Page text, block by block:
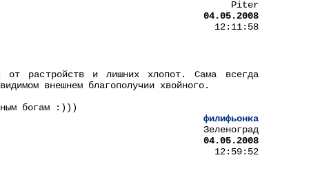
Piter
04.05.2008
12:11:58
от растройств и лишних хлопот. Сама всегда
внешнем благополучии хвойного.
богам :)))
филифьонка
Зеленоград
04.05.2008
12:59:52